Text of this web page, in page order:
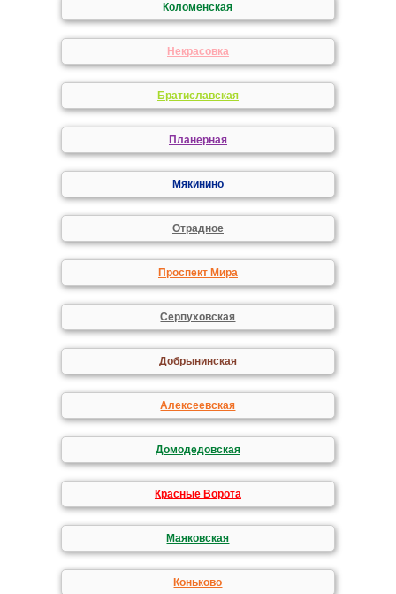
Коломенская
Некрасовка
Братиславская
Планерная
Мякинино
Отрадное
Проспект Мира
Серпуховская
Добрынинская
Алексеевская
Домодедовская
Красные Ворота
Маяковская
Коньково